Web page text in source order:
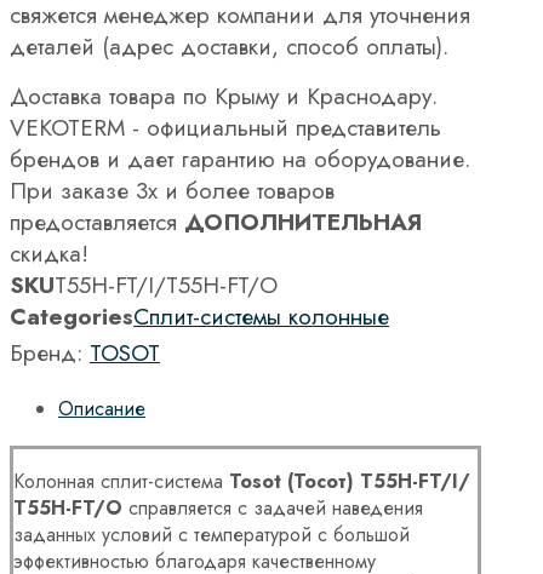
свяжется менеджер компании для уточнения
деталей (адрес доставки, способ оплаты).
Доставка товара по Крыму и Краснодару.
VEKOTERM - официальный представитель
брендов и дает гарантию на оборудование.
При заказе 3х и более товаров
предоставляется ДОПОЛНИТЕЛЬНАЯ
скидка!
SKUТ55H-FT/I/Т55H-FT/O
CategoriesСплит-системы колонные
Бренд: TOSOT
Описание
Колонная сплит-система Tosot (Тосот) Т55H-FT/I/
Т55H-FT/O справляется с задачей наведения
заданных условий с температурой с большой
эффективностью благодаря качественному